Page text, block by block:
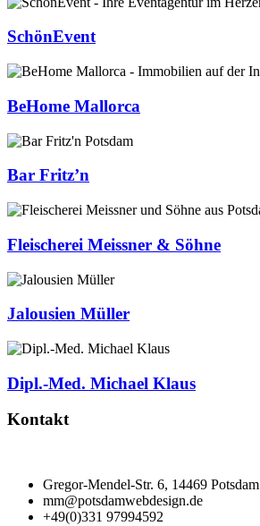
SchönEvent
BeHome Mallorca
Bar Fritz’n
Fleischerei Meissner & Söhne
Jalousien Müller
Dipl.-Med. Michael Klaus
Kontakt
Gregor-Mendel-Str. 6, 14469 Potsdam
mm@potsdamwebdesign.de
+49(0)331 97994592